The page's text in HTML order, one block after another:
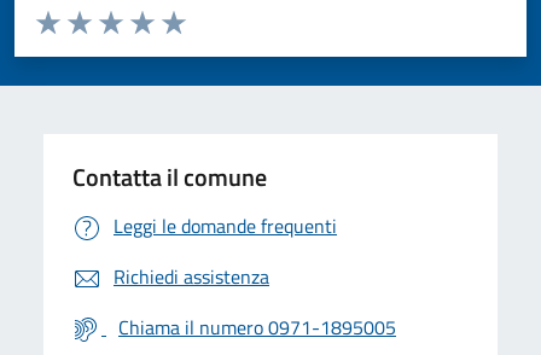
Valuta da 1 a 5 stelle la pagina
Valuta 5 stelle su 5
Valuta 4 stelle su 5
Valuta 3 stelle su 5
Valuta 2 stelle su 5
Valuta 1 stelle su 5
Contatta il comune
Leggi le domande frequenti
Richiedi assistenza
Chiama il numero 0971-1895005